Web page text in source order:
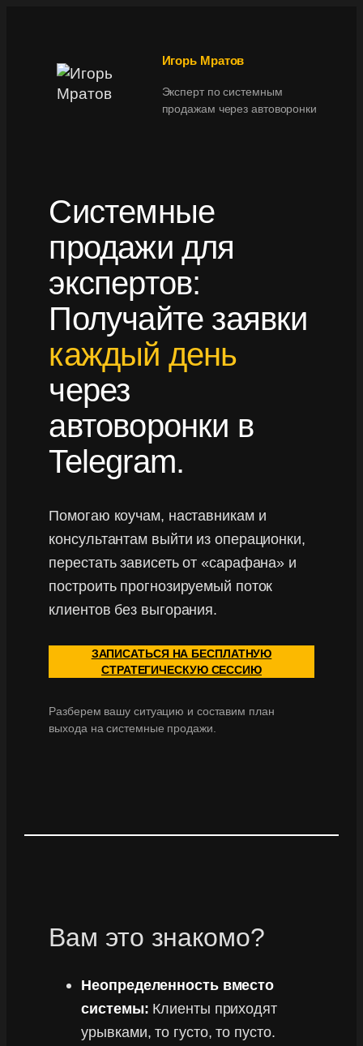
Игорь Мратов
Эксперт по системным
продажам через автоворонки
Системные
продажи для
экспертов:
Получайте заявки
каждый день
через
автоворонки в
Telegram.
Помогаю коучам, наставникам и
консультантам выйти из операционки,
перестать зависеть от «сарафана» и
построить прогнозируемый поток
клиентов без выгорания.
ЗАПИСАТЬСЯ НА БЕСПЛАТНУЮ
СТРАТЕГИЧЕСКУЮ СЕССИЮ
Разберем вашу ситуацию и составим план
выхода на системные продажи.
Вам это знакомо?
Неопределенность вместо
системы: Клиенты приходят
урывками, то густо, то пусто.